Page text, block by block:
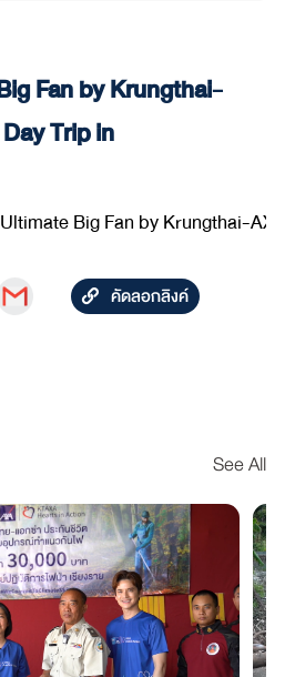
Fan by Krungthai-
Trip in
Big Fan by Krungthai-
คัดลอกลิงค์
See All